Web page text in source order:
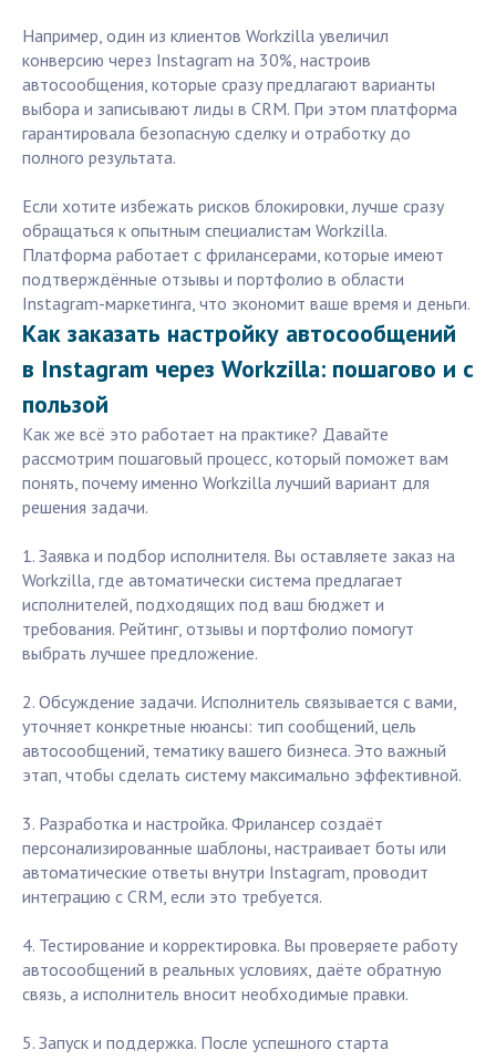
Например, один из клиентов Workzilla увеличил
конверсию через Instagram на 30%, настроив
автосообщения, которые сразу предлагают варианты
выбора и записывают лиды в CRM. При этом платформа
гарантировала безопасную сделку и отработку до
полного результата.
Если хотите избежать рисков блокировки, лучше сразу
обращаться к опытным специалистам Workzilla.
Платформа работает с фрилансерами, которые имеют
подтверждённые отзывы и портфолио в области
Instagram-маркетинга, что экономит ваше время и деньги.
Как заказать настройку автосообщений
в Instagram через Workzilla: пошагово и с
пользой
Как же всё это работает на практике? Давайте
рассмотрим пошаговый процесс, который поможет вам
понять, почему именно Workzilla лучший вариант для
решения задачи.
1. Заявка и подбор исполнителя. Вы оставляете заказ на
Workzilla, где автоматически система предлагает
исполнителей, подходящих под ваш бюджет и
требования. Рейтинг, отзывы и портфолио помогут
выбрать лучшее предложение.
2. Обсуждение задачи. Исполнитель связывается с вами,
уточняет конкретные нюансы: тип сообщений, цель
автосообщений, тематику вашего бизнеса. Это важный
этап, чтобы сделать систему максимально эффективной.
3. Разработка и настройка. Фрилансер создаёт
персонализированные шаблоны, настраивает боты или
автоматические ответы внутри Instagram, проводит
интеграцию с CRM, если это требуется.
4. Тестирование и корректировка. Вы проверяете работу
автосообщений в реальных условиях, даёте обратную
связь, а исполнитель вносит необходимые правки.
5. Запуск и поддержка. После успешного старта